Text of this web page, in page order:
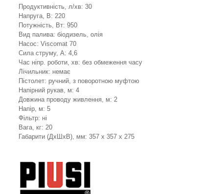
Продуктивність, л/хв: 30
Напруга, В: 220
Потужність, Вт: 950
Вид палива: біодизель, олія
Насос: Viscomat 70
Сила струму, А: 4,6
Час ніпр. роботи, хв: без обмеження часу
Лічильник: немає
Пістолет: ручний, з поворотною муфтою
Напірний рукав, м: 4
Довжина проводу живлення, м: 2
Напір, м: 5
Фільтр: ні
Вага, кг: 20
Габарити (ДхШхВ), мм: 357 x 357 x 275